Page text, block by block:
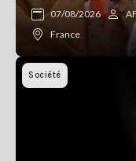
S'abonner
07/08/2026
France
Société